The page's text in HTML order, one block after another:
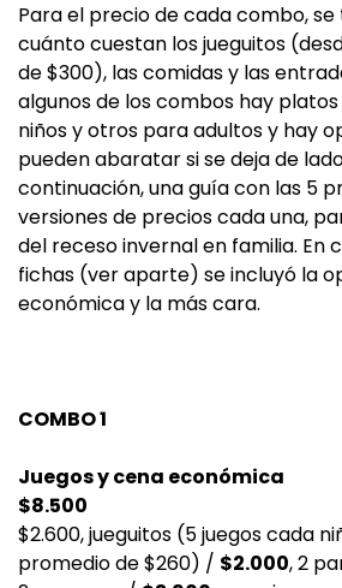
Para el precio de cada combo,
cuánto cuestan los jueguitos
de $300), las comidas y las
algunos de los combos hay
niños y otros para adultos y hay
pueden abaratar si se deja de
continuación, una guía con las 5
versiones de precios cada una,
del receso invernal en familia. En
fichas (ver aparte) se incluyó la
económica y la más cara.
COMBO 1
Juegos y cena económica
$8.500
$2.600, jueguitos (5 juegos cada
promedio de $260) / $2.000, 2